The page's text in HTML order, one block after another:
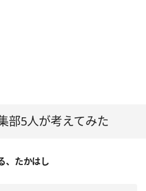
部5人が考えてみた
、たかはし